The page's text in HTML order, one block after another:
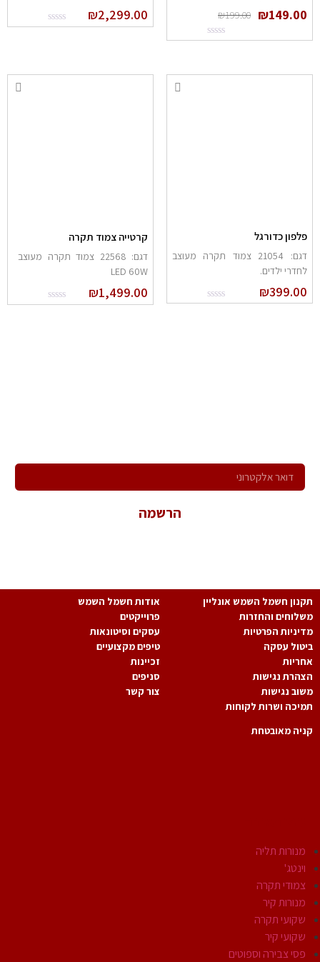
₪199.00 ₪
₪2,299.00
כדורגל
דגם: 21054 צמוד תקרה מעוצב
ילדים.
₪
קרטייה צמוד תקרה
דגם: 22568 צמוד תקרה מעוצב
LED 60W
₪1,499.00
הרשמה
חשמל השמש אונליין
והחזרות
הפרטיות
עסקה
נגישות
נגישות
ושרות לקוחות
אודות חשמל השמש
פרוייקטים
עסקים וסיטונאות
טיפים מקצועיים
זכיינות
סניפים
צור קשר
מאובטחת
מנורות תליה
וינטג'
צמודי תקרה
מנורות קיר
שקועי תקרה
שקועי קיר
פסי צבירה וספוטים